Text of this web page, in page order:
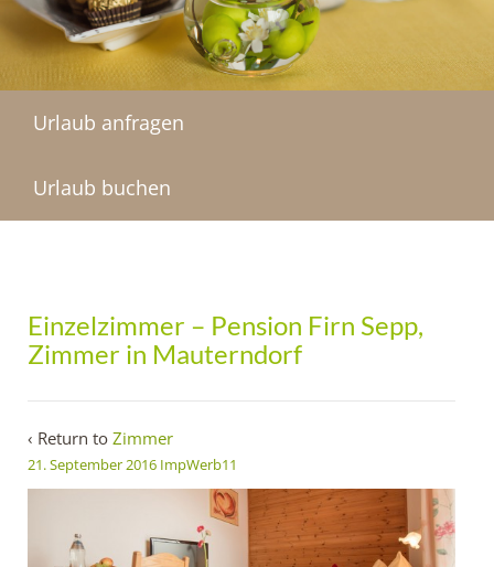
Urlaub anfragen
Urlaub buchen
Einzelzimmer – Pension Firn Sepp,
Zimmer in Mauterndorf
‹ Return to Zimmer
21. September 2016 ImpWerb11